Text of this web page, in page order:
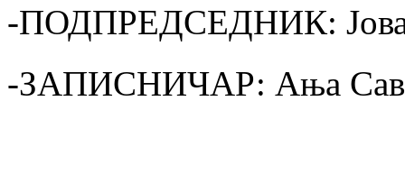
-ПОДПРЕДСЕДНИК:
-ЗАПИСНИЧАР: Ања